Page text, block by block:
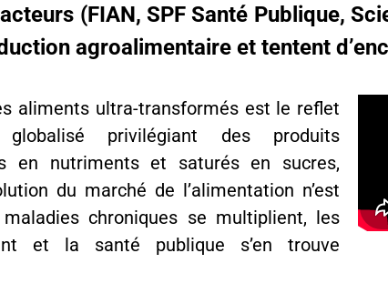
(FIAN, SPF Santé Publique,
agroalimentaire et tentent
aliments ultra-transformés est le reflet
privilégiant des produits
en nutriments et saturés en sucres,
du marché de l’alimentation n’est
chroniques se multiplient, les
et la santé publique s’en trouve